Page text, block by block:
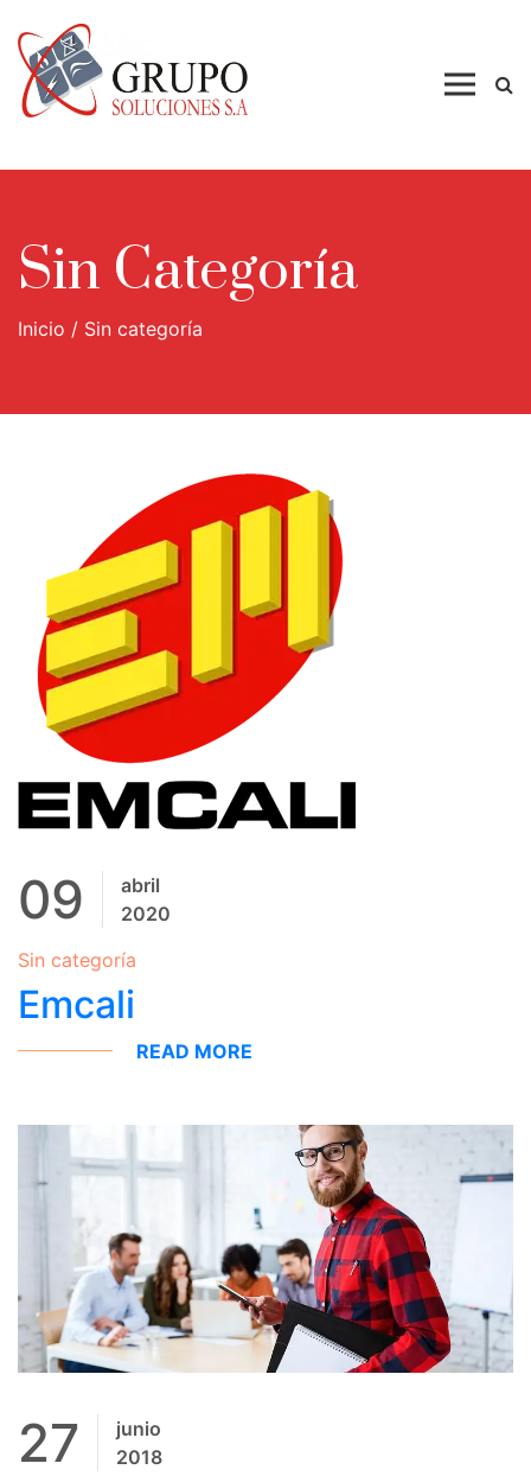
content
Sin Categoría
Inicio / Sin categoría
09
abril
2020
Sin categoría
Emcali
READ MORE
27
junio
2018